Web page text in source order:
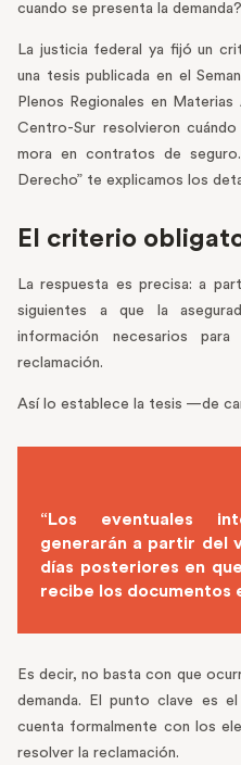
cuando se presenta la demanda?
La justicia federal ya fijó un
una tesis publicada en el
Plenos Regionales en
Centro-Sur resolvieron
mora en contratos de
Derecho” te explicamos los
El criterio
La respuesta es precisa: a
siguientes a que la
información necesarios
reclamación.
Así lo establece la tesis —de
“Los eventuales
generarán a partir del
días posteriores en
recibe los documentos
Es decir, no basta con que
demanda. El punto clave es
cuenta formalmente con los
resolver la reclamación.